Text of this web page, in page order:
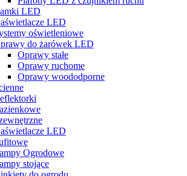
LED
LED
oświetleniowe
do żarówek LED
Oprawy stałe
Oprawy ruchome
Oprawy woododporne
LED
Ogrodowe
stojące